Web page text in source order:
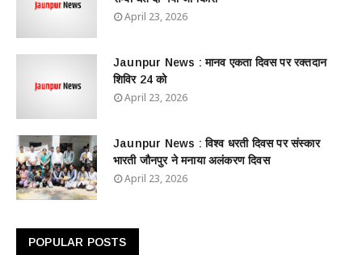
April 23, 2026
Jaunpur News : ​मानव एकता दिवस पर रक्तदान
शिविर 24 को
April 23, 2026
Jaunpur News : विश्व धरती दिवस पर संस्कार
भारती जौनपुर ने मनाया अलंकरण दिवस
April 23, 2026
POPULAR POSTS